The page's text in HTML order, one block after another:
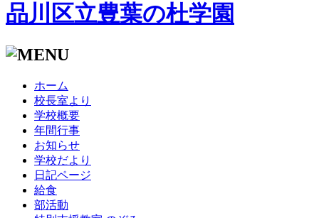
品川区立豊葉の杜学園
ホーム
校長室より
学校概要
年間行事
お知らせ
学校だより
日記ページ
給食
部活動